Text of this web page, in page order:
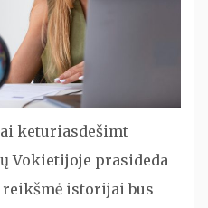
keturiasdešimt
Vokietijoje prasideda
istorijai bus